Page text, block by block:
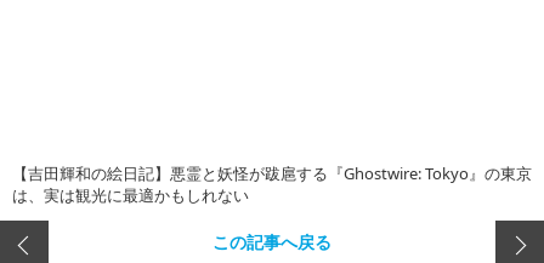
【吉田輝和の絵日記】悪霊と妖怪が跋扈する『Ghostwire: Tokyo』の東京
は、実は観光に最適かもしれない
この記事へ戻る